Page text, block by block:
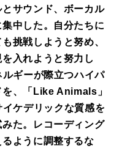
サウンド、ボーカル
中した。自分たちに
挑戦しようと努め、
入れようと努力し
ギーが際立つハイパ
、「Like Animals」
ケデリックな質感を
た。レコーディング
ように調整するな